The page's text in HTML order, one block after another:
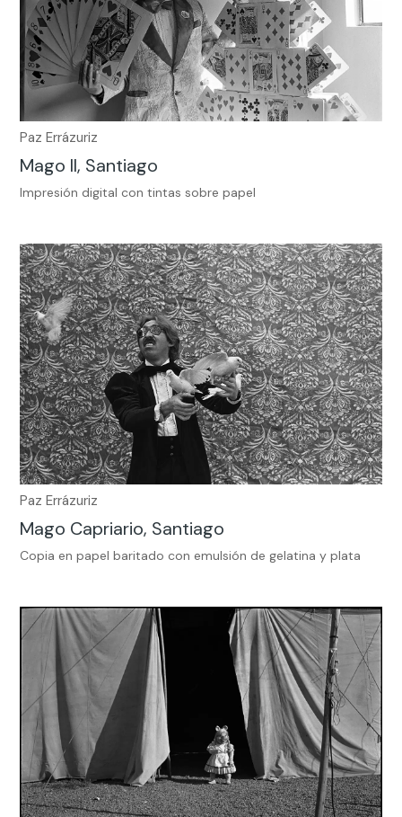
Paz Errázuriz
Mago II, Santiago
Impresión digital con tintas sobre papel
Paz Errázuriz
Mago Capriario, Santiago
Copia en papel baritado con emulsión de gelatina y plata